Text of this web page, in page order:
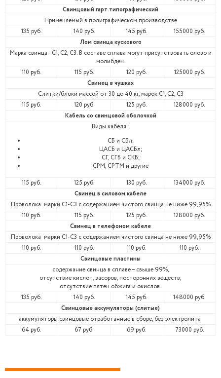
Свинцовый гарт типографический
Применяемый в полиграфическом производстве
135 руб.
140 руб. 145 руб.
155000 руб.
Лом свинца кускового
Марка свинца - С1, C2, C3. В составе сплава могут присутствовать олово и
молибден.
110 руб.
115 руб. 120 руб.
125000 руб.
Свинец в чушках
Слитки/блоки массой от 30 до 40 кг, марок C1, C2, C3
115 руб.
120 руб. 125 руб.
128000 руб.
Кабель со свинцовой оболочкой
Виды кабеля:
СБ и СБл;
ЦАСБ и ЦАСБл;
СГ, СГБ и СКБ;
СРМ, СРТМ и другие
115 руб.
125 руб. 130 руб.
134000 руб.
Свинец в силовом кабеле
Проволока марки С1-С3 с содержанием чистого свинца не ниже 99,95%
110 руб.
115 руб. 125 руб.
128000 руб.
Свинец в телефоном кабеле
Проволока марки С1-С3 с содержанием чистого свинца не ниже 99,95%
110 руб.
110 руб. 110 руб.
110 руб.
Свинцовые пластины
содержание свинца в сплаве – свыше 99%,
отсутствие кислот, засоров, посторонних веществ,
отсутствие пятен обжига и окислов.
135 руб.
140 руб. 145 руб.
148000 руб.
Свинцовые аккумуляторы (слитые)
аккумуляторы свинцовые отработанные в сборе, без электролита
64 руб.
67 руб. 69 руб. 73000 руб.